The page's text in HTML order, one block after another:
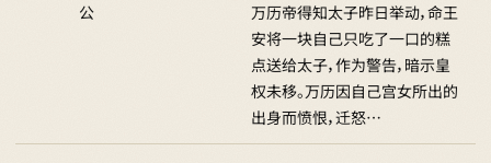
公
万历帝得知太子昨日举动，命王
安将一块自己只吃了一口的糕
点送给太子，作为警告，暗示皇
权未移。万历因自己宫女所出的
出身而愤恨，迁怒…